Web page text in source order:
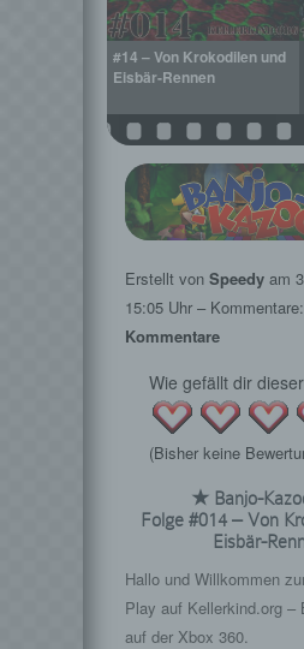
#14 – Von Krokodilen und
Eisbär-Rennen
Erstellt von Speedy am
15:05 Uhr – Kommentare:
Kommentare
Wie gefällt dir
(Bisher keine
★ Banjo-
Folge #014 – Von
Eisbär-
Hallo und Willkommen
Play auf Kellerkind.org –
auf der Xbox 360.